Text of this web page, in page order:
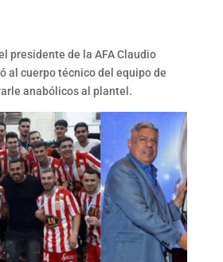
presidente de la AFA Claudio
al cuerpo técnico del equipo de
anabólicos al plantel.